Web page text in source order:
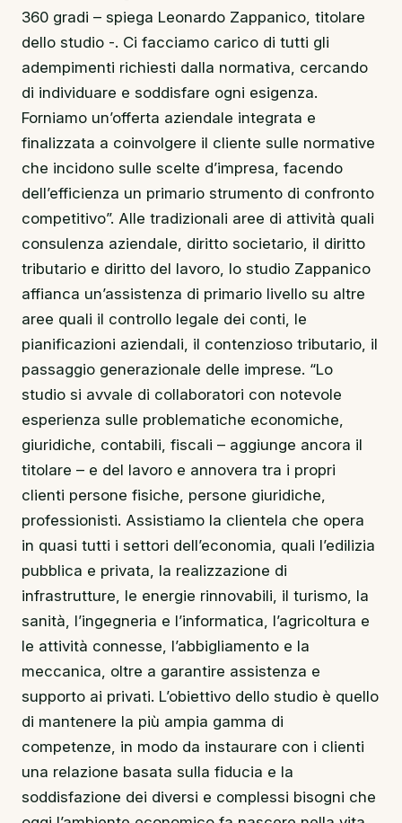
360 gradi – spiega Leonardo Zappanico, titolare
dello studio -. Ci facciamo carico di tutti gli
adempimenti richiesti dalla normativa, cercando
di individuare e soddisfare ogni esigenza.
Forniamo un’offerta aziendale integrata e
finalizzata a coinvolgere il cliente sulle normative
che incidono sulle scelte d’impresa, facendo
dell’efficienza un primario strumento di confronto
competitivo”. Alle tradizionali aree di attività quali
consulenza aziendale, diritto societario, il diritto
tributario e diritto del lavoro, lo studio Zappanico
affianca un’assistenza di primario livello su altre
aree quali il controllo legale dei conti, le
pianificazioni aziendali, il contenzioso tributario, il
passaggio generazionale delle imprese. “Lo
studio si avvale di collaboratori con notevole
esperienza sulle problematiche economiche,
giuridiche, contabili, fiscali – aggiunge ancora il
titolare – e del lavoro e annovera tra i propri
clienti persone fisiche, persone giuridiche,
professionisti. Assistiamo la clientela che opera
in quasi tutti i settori dell’economia, quali l’edilizia
pubblica e privata, la realizzazione di
infrastrutture, le energie rinnovabili, il turismo, la
sanità, l’ingegneria e l’informatica, l’agricoltura e
le attività connesse, l’abbigliamento e la
meccanica, oltre a garantire assistenza e
supporto ai privati. L’obiettivo dello studio è quello
di mantenere la più ampia gamma di
competenze, in modo da instaurare con i clienti
una relazione basata sulla fiducia e la
soddisfazione dei diversi e complessi bisogni che